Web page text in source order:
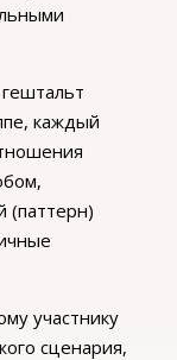
каждый
(паттерн)
участнику
сценария,